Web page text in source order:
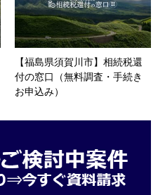
【福島県須賀川市】相続税還
付の窓口（無料調査・手続き
お申込み）